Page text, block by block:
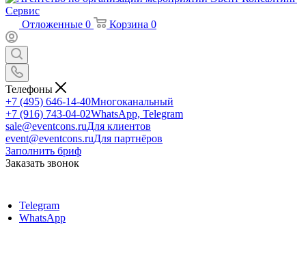
Отложенные 0 Корзина 0
Телефоны
+7 (495) 646-14-40Многоканальный
+7 (916) 743-04-02WhatsApp, Telegram
sale@eventcons.ruДля клиентов
event@eventcons.ruДля партнёров
Заполнить бриф
Заказать звонок
Telegram
WhatsApp